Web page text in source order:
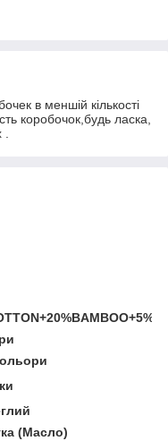
в меншій кількості
коробочок,будь ласка,
.
(Масло)